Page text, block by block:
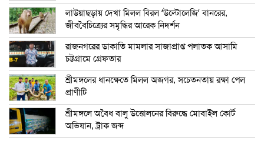
লাউয়াছড়ায় দেখা মিলল বিরল ‘উল্টোলেজি’ বানরের,
জীববৈচিত্র্যের সমৃদ্ধির আরেক নিদর্শন
রাজনগরের ডাকাতি মামলার সাজাপ্রাপ্ত পলাতক আসামি
চট্টগ্রামে গ্রেফতার
শ্রীমঙ্গলের ধানক্ষেতে মিলল অজগর, সচেতনতায় রক্ষা পেল
প্রাণীটি
শ্রীমঙ্গলে অবৈধ বালু উত্তোলনের বিরুদ্ধে মোবাইল কোর্ট
অভিযান, ট্রাক জব্দ